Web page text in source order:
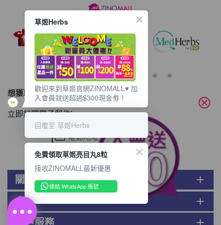
想獲取最新的優惠資訊？
立即訂閱電子郵件!
關於ZINOMALL add
會員 add
客戶服務 add
cancel
草姬Herbs
歡迎來到草姬官網ZINOMALL♥️ 加
入會員就送超過$300現金劵！
回覆至 草姬Herbs
免費領取草姬亮目丸8粒
接收ZINOMALL最新優惠
連結 WhatsApp 帳號